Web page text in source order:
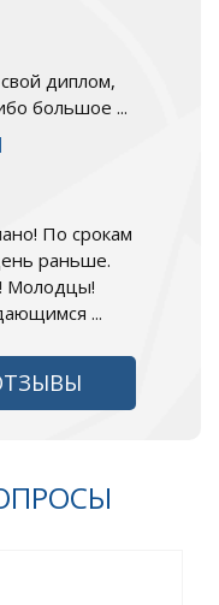
диплом,
большое ...
По срокам
раньше.
Молодцы!
...